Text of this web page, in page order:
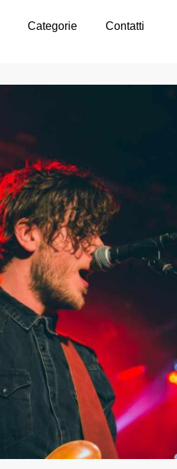
Categorie Contatti